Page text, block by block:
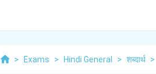
> Exams > Hindi General > शब्दार्थ >